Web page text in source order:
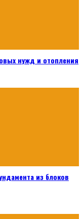
нужд и отопления
из блоков